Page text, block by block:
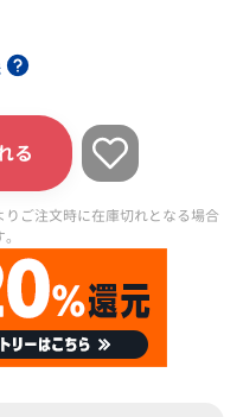
る
ご注文時に在庫切れとなる場合